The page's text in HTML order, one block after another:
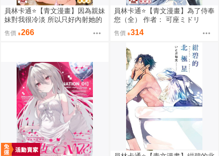
員林卡通⭐️【青文漫畫】因為親妹
妹對我很冷淡 所以只好內射她的
好朋友（全） 作者： あきさかや
もか
售價 266
員林卡通⭐️【青文漫畫】為了侍奉
您（全） 作者： 可座ミドリ
售價 314